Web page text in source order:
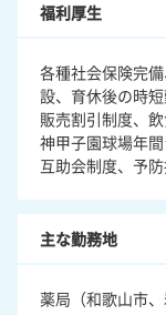
福利厚生
各種社会保険完
設、育休後の時
販売割引制度、
神甲子園球場年
互助会制度、予
主な勤務地
薬局（和歌山市